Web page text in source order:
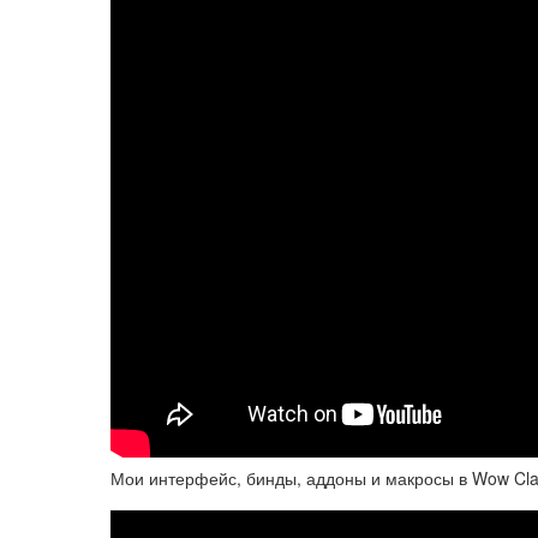
Мои интерфейс, бинды, аддоны и макросы в Wow